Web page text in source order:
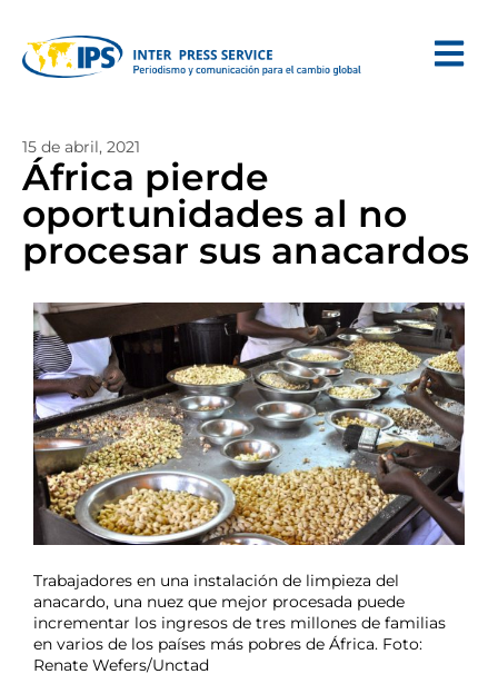
15 de abril, 2021
África pierde
oportunidades al no
procesar sus anacardos
Trabajadores en una instalación de limpieza del
anacardo, una nuez que mejor procesada puede
incrementar los ingresos de tres millones de familias
en varios de los países más pobres de África. Foto:
Renate Wefers/Unctad